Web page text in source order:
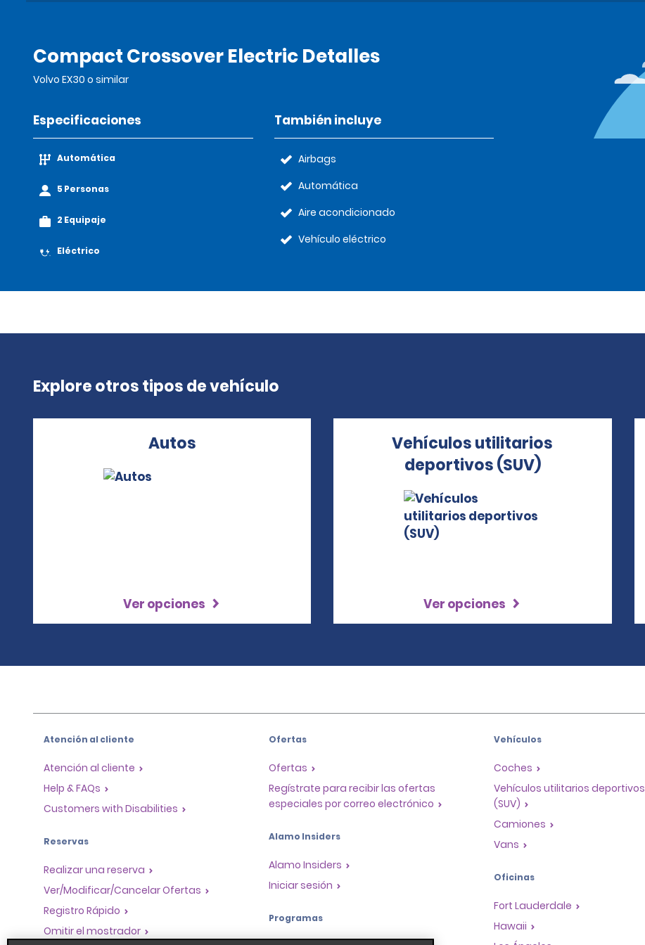
Compact Crossover Electric Detalles
Volvo EX30 o similar
Especificaciones
Automática
5 Personas
2 Equipaje
Eléctrico
También incluye
Airbags
Automática
Aire acondicionado
Vehículo eléctrico
Explore otros tipos de vehículo
Autos
Ver opciones
Vehículos utilitarios
deportivos (SUV)
Ver opciones
Atención al cliente
Atención al cliente
Help & FAQs
Customers with Disabilities
Reservas
Realizar una reserva
Ver/Modificar/Cancelar Ofertas
Registro Rápido
Omitir el mostrador
Ofertas
Ofertas
Regístrate para recibir las ofertas
especiales por correo electrónico
Alamo Insiders
Alamo Insiders
Iniciar sesión
Programas
Vehículos
Coches
Vehículos utilitarios deportivos
(SUV)
Camiones
Vans
Oficinas
Fort Lauderdale
Hawaii